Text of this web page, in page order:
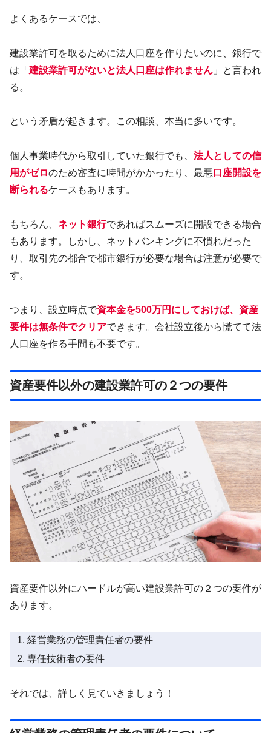
よくあるケースでは、
建設業許可を取るために法人口座を作りたいのに、銀行で
は「 建設業許可がないと法人口座は作れません 」と言われ
る。
という矛盾が起きます。この相談、本当に多いです。
個人事業時代から取引していた銀行でも、 法人としての信
用がゼロのため審査に時間がかかったり、最悪 口座開設を
断られるケースもあります。
もちろん、 ネット銀行であればスムーズに開設できる場合
もあります。しかし、ネットバンキングに不慣れだった
り、取引先の都合で都市銀行が必要な場合は注意が必要で
す。
つまり、設立時点で資本金を500万円にしておけば、資産
要件は無条件でクリアできます。会社設立後から慌てて法
人口座を作る手間も不要です。
資産要件以外の建設業許可の２つの要件
資産要件以外にハードルが高い建設業許可の２つの要件が
あります。
経営業務の管理責任者の要件
専任技術者の要件
それでは、詳しく見ていきましょう！